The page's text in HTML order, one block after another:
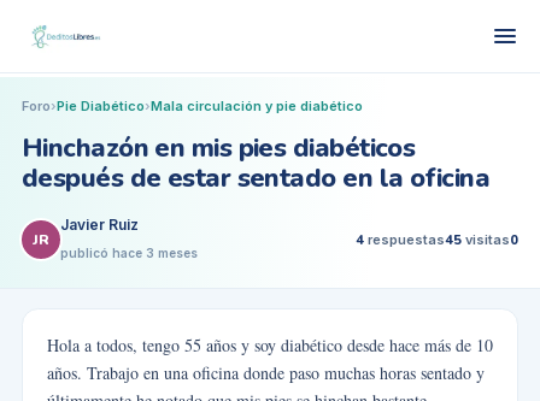
Foro›Pie Diabético›Mala circulación y pie diabético
Hinchazón en mis pies diabéticos
después de estar sentado en la oficina
JR
Javier Ruiz
publicó hace 3 meses
4 respuestas45 visitas0
Hola a todos, tengo 55 años y soy diabético desde hace más de 10
años. Trabajo en una oficina donde paso muchas horas sentado y